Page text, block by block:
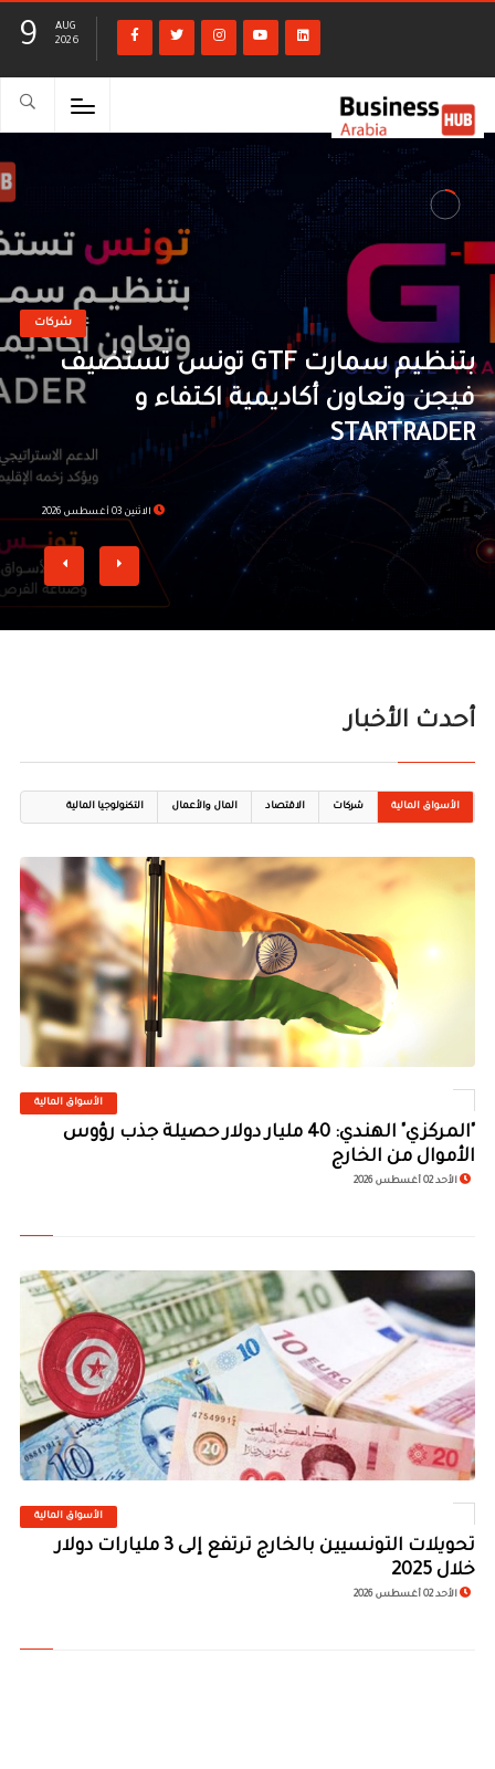
9
AUG
2026
شركات
تونس تستضيف GTF بتنظيم سمارت
فيجن وتعاون أكاديمية اكتفاء و
STARTRADER
الاثنين 03 أغسطس 2026
أحدث الأخبار
الأسواق المالية شركات الاقتصاد المال والأعمال التكنولوجيا المالية
الأسواق المالية
"المركزي" الهندي: 40 مليار دولار حصيلة جذب رؤوس
الأموال من الخارج
الأحد 02 أغسطس 2026
الأسواق المالية
تحويلات التونسيين بالخارج ترتفع إلى 3 مليارات دولار
خلال 2025
الأحد 02 أغسطس 2026